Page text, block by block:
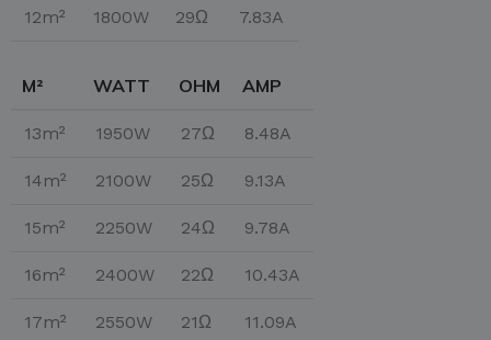
12m² 1800W 29Ω 7.83A
M² WATT OHM AMP
13m² 1950W 27Ω 8.48A
14m² 2100W 25Ω 9.13A
15m² 2250W 24Ω 9.78A
16m² 2400W 22Ω 10.43A
17m² 2550W 21Ω 11.09A